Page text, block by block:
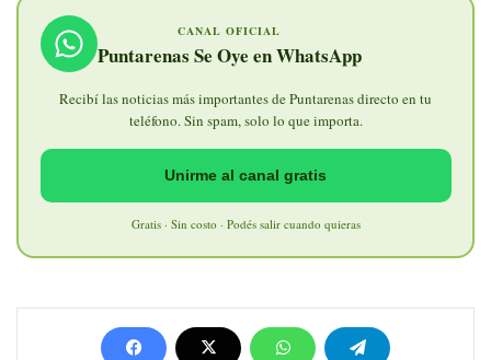
CANAL OFICIAL
Puntarenas Se Oye en WhatsApp
Recibí las noticias más importantes de Puntarenas directo en tu
teléfono. Sin spam, solo lo que importa.
Unirme al canal gratis
Gratis · Sin costo · Podés salir cuando quieras